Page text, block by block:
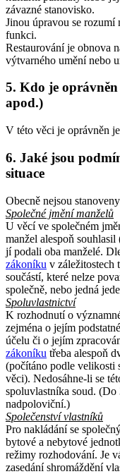
závazné stanovisko.
Jinou úpravou se rozumí
funkci.
Restaurování je obnova
výtvarného umění nebo
5. Kdo je
apod.)
V této věci je oprávněn
6. Jaké jsou
situace
Obecně nejsou
Společné jmění manželů
U věcí ve společném
manžel alespoň
jí podali oba manželé.
zákoníku v záležitostech
součástí, které nelze
společně, nebo jedná
Spoluvlastnictví
K rozhodnutí o
zejména o jejím
účelu či o jejím
zákoníku třeba alespoň
(počítáno podle velikosti
věci). Nedosáhne-li se
spoluvlastníka soud. (Do
nadpoloviční.)
Společenství vlastníků
Pro nakládání se
bytové a nebytové
režimy rozhodování. Je
zasedání shromáždění